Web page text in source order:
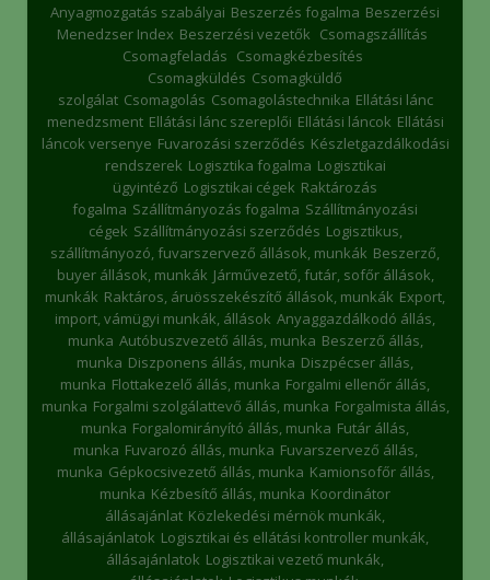
Anyagmozgatás szabályai Beszerzés fogalma Beszerzési
Menedzser Index Beszerzési vezetők Csomagszállítás
Csomagfeladás Csomagkézbesítés
Csomagküldés Csomagküldő
szolgálat Csomagolás Csomagolástechnika Ellátási lánc
menedzsment Ellátási lánc szereplői Ellátási láncok Ellátási
láncok versenye Fuvarozási szerződés Készletgazdálkodási
rendszerek Logisztika fogalma Logisztikai
ügyintéző Logisztikai cégek Raktározás
fogalma Szállítmányozás fogalma Szállítmányozási
cégek Szállítmányozási szerződés Logisztikus,
szállítmányozó, fuvarszervező állások, munkák Beszerző,
buyer állások, munkák Járművezető, futár, sofőr állások,
munkák Raktáros, áruösszekészítő állások, munkák Export,
import, vámügyi munkák, állások Anyaggazdálkodó állás,
munka Autóbuszvezető állás, munka Beszerző állás,
munka Diszponens állás, munka Diszpécser állás,
munka Flottakezelő állás, munka Forgalmi ellenőr állás,
munka Forgalmi szolgálattevő állás, munka Forgalmista állás,
munka Forgalomirányító állás, munka Futár állás,
munka Fuvarozó állás, munka Fuvarszervező állás,
munka Gépkocsivezető állás, munka Kamionsofőr állás,
munka Kézbesítő állás, munka Koordinátor
állásajánlat Közlekedési mérnök munkák,
állásajánlatok Logisztikai és ellátási kontroller munkák,
állásajánlatok Logisztikai vezető munkák,